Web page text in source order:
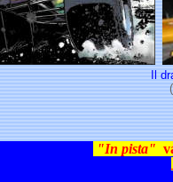
Il
"In pista"